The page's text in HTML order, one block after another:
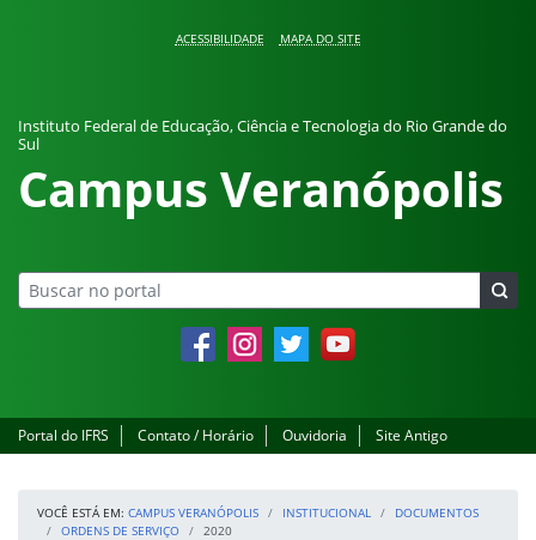
ACESSIBILIDADE MAPA DO SITE
Instituto Federal de Educação, Ciência e Tecnologia do Rio Grande do
Sul
Campus Veranópolis
FacebookInstagramTwitter YouTube
Portal do IFRS Contato / Horário Ouvidoria Site Antigo
VOCÊ ESTÁ EM: CAMPUS VERANÓPOLIS INSTITUCIONAL
DOCUMENTOS
ORDENS DE SERVIÇO
2020